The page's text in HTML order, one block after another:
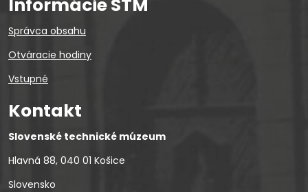
Informácie STM
Správca obsahu
Otváracie hodiny
Vstupné
Kontakt
Slovenské technické múzeum
Hlavná 88, 040 01 Košice
Slovensko